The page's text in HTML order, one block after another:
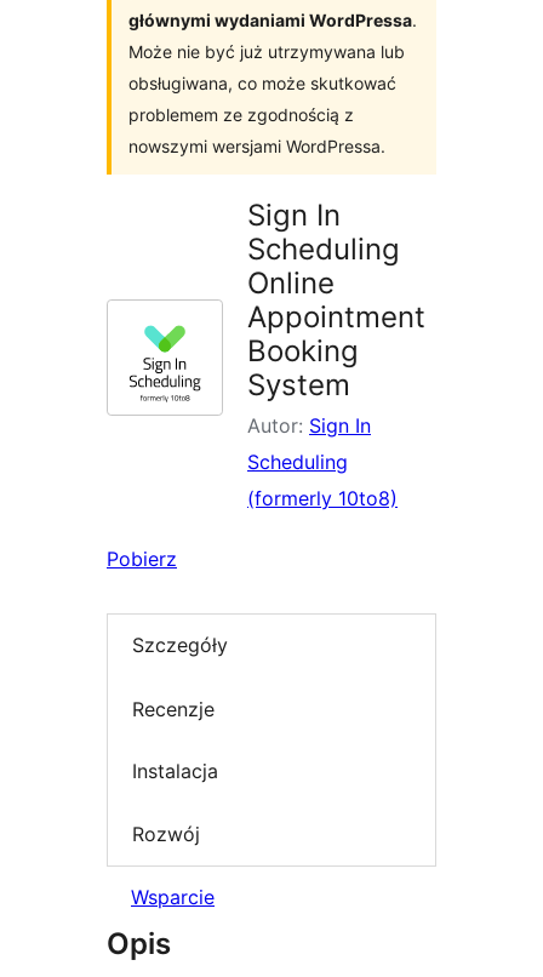
głównymi wydaniami WordPressa.
Może nie być już utrzymywana lub
obsługiwana, co może skutkować
problemem ze zgodnością z
nowszymi wersjami WordPressa.
Sign In
Scheduling
Online
Appointment
Booking
System
Autor: Sign In
Scheduling
(formerly 10to8)
Pobierz
Szczegóły
Recenzje
Instalacja
Rozwój
Wsparcie
Opis